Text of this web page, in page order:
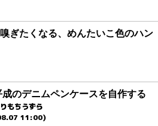
ぎたくなる、めんたいこ色のハン
成のデニムペンケースを自作する
もちうずら
11:00)